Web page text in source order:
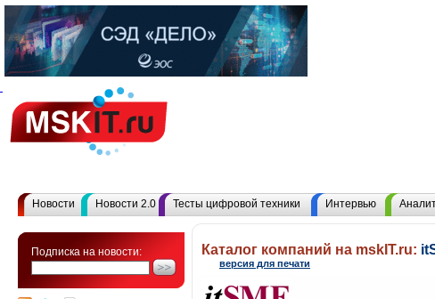
Новости Новости 2.0 Тесты цифровой техники Интервью
Подписка на новости: Каталог компаний на mskIT.ru:
версия для печати